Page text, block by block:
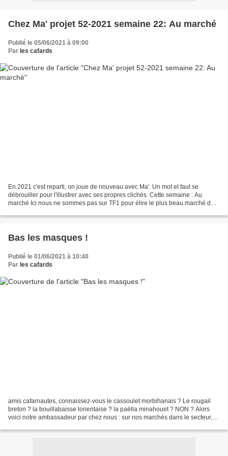
Chez Ma' projet 52-2021 semaine 22: Au marché
Publié le 05/06/2021 à 09:00
Par les cafards
En 2021 c'est reparti, on joue de nouveau avec Ma'. Un mot et faut se
débrouiller pour l'illustrer avec ses propres clichés. Cette semaine : Au
marché Ici nous ne sommes pas sur TF1 pour élire le plus beau marché de
Bas les masques !
Publié le 01/06/2021 à 10:40
Par les cafards
amis cafarnautes, connaissez-vous le cassoulet morbihanais ? Le rougail
breton ? la bouillabaisse lorientaise ? la paëlla minahouet ? NON ? Alors
voici notre ambassadeur par chez nous : sur nos marchés dans le secteur,